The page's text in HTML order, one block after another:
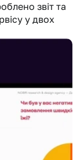
звіт та
у двох